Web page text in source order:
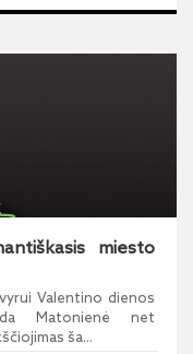
miesto
Valentino dienos
Matonienė net
ša...